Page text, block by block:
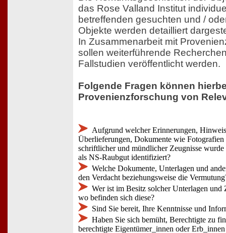
das Rose Valland Institut
betreffenden gesuchten und /
Objekte werden detailliert
In Zusammenarbeit mit
sollen weiterführende
Fallstudien veröffentlicht werden.
Folgende Fragen können
Provenienzforschung von
Aufgrund welcher Erinnerungen,
Überlieferungen, Dokumente wie Fotografien
schriftlicher und mündlicher Zeugnisse wurde
als NS-Raubgut identifiziert?
Welche Dokumente, Unterlagen und
den Verdacht beziehungsweise die
Wer ist im Besitz solcher Unterlagen und
wo befinden sich diese?
Sind Sie bereit, Ihre Kenntnisse und
Haben Sie sich bemüht, Berechtigte zu
berechtigte Eigentümer_innen oder